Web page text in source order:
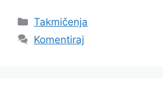
Takmičenja
Komentiraj